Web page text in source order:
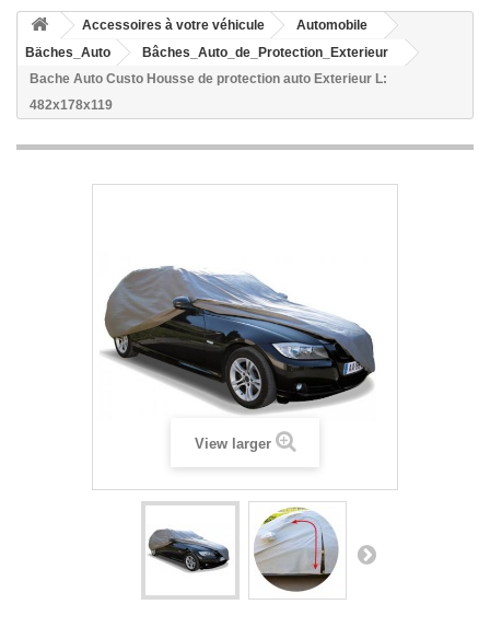
Accessoires à votre véhicule
Automobile
Bäches_Auto
Bâches_Auto_de_Protection_Exterieur
Bache Auto Custo Housse de protection auto Exterieur L:
482x178x119
View larger